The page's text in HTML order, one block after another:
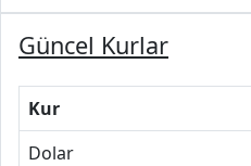
Güncel Kurlar
Kur
Dolar